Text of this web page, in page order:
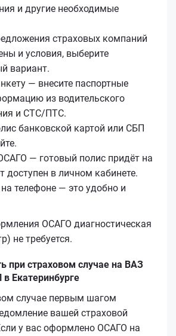
и другие необходимые
страховых компаний
и условия, выберите
вариант.
— внесите паспортные
из водительского
и СТС/ПТС.
банковской картой или СБП
— готовый полис придёт на
доступен в личном кабинете.
телефоне — это удобно и
ОСАГО диагностическая
не требуется.
при страховом случае на ВАЗ
Екатеринбурге
случае первым шагом
вашей страховой
у вас оформлено ОСАГО на